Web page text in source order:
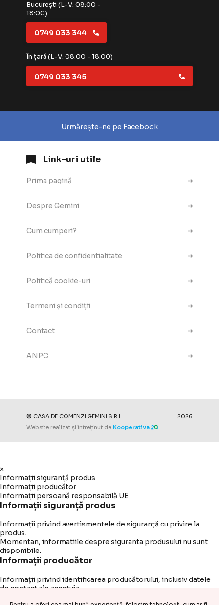
București (L-V: 08:00 -
18:00)
0749 033 344
În țară (L-V: 08:00 - 18:00)
0749 033 345
Urmărește-ne pe Facebook
Link-uri utile
Prima pagină
Despre Gemini
Cum cumperi?
Politica de confidentialitate
Politică cookie-uri
Termeni și condiții
Contact
ANPC
© CASA DE COMENZI GEMINI S.R.L.
2026
Website realizat și întreținut de Kooperativa
×
Informații siguranță produs
Informații producător
Informații persoană responsabilă UE
Informații siguranță produs
Informații privind avertismentele de siguranță cu privire la
produs.
Momentan, informatiile despre siguranta produsului nu sunt
disponibile.
Informații producător
Informații privind identificarea producătorului, inclusiv datele
de contact ale acestuia.